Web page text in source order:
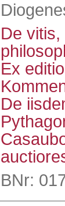
De
Ex
De
BNr: